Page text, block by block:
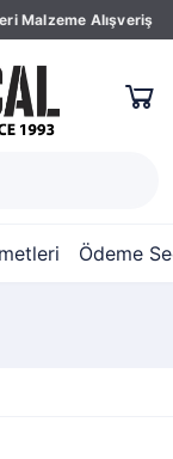
Malzeme Alışveriş
Ödeme